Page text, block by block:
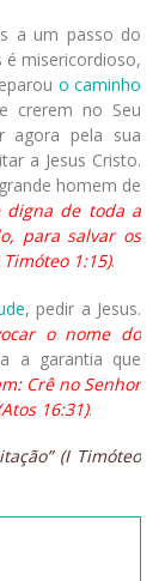
a um passo do
é misericordioso,
o caminho
crerem no Seu
agora pela sua
a Jesus Cristo.
homem de
digna de toda a
para salvar os
1:15).
, pedir a Jesus.
o nome do
a garantia que
Crê no Senhor
16:31).
(I Timóteo